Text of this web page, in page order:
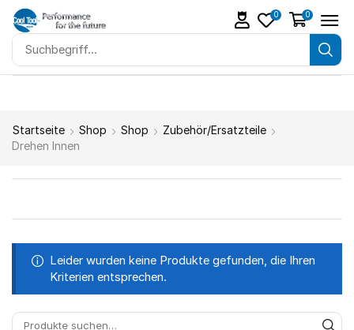
0 0
Startseite Shop Shop
Zubehör/Ersatzteile
Drehen Innen
Leider wurden keine Produkte gefunden, die Ihren
Kriterien entsprechen.